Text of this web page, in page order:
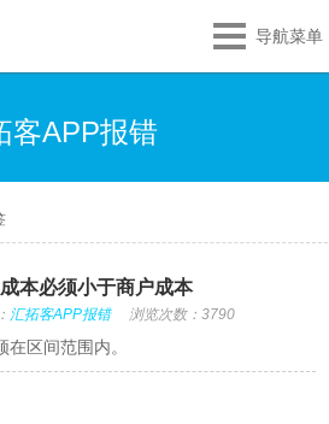
导航菜单
客APP报错
本必须小于商户成本
汇拓客APP报错 浏览次数：3790
区间范围内。